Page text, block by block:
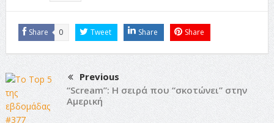
Share 0 Tweet Share Share
Previous
“Scream”: Η σειρά που “σκοτώνει” στην
Αμερική